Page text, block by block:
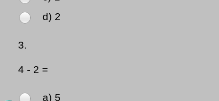
d) 2
3.
4 - 2 =
a) 5